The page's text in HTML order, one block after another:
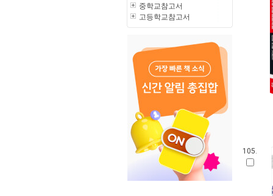
중학교참고서
고등학교참고서
105.